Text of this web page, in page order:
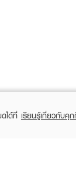
ได้ที่ เรียนรู้เกี่ยวกับคุ